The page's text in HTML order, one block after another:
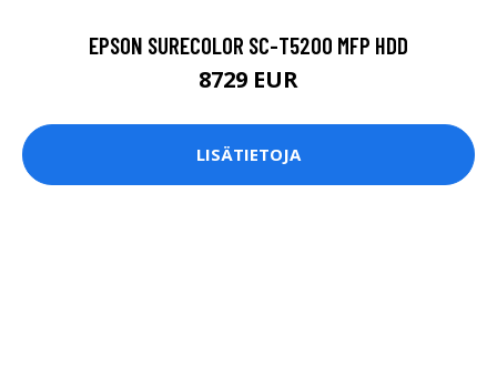
EPSON SURECOLOR SC-T5200 MFP HDD
8729 EUR
LISÄTIETOJA